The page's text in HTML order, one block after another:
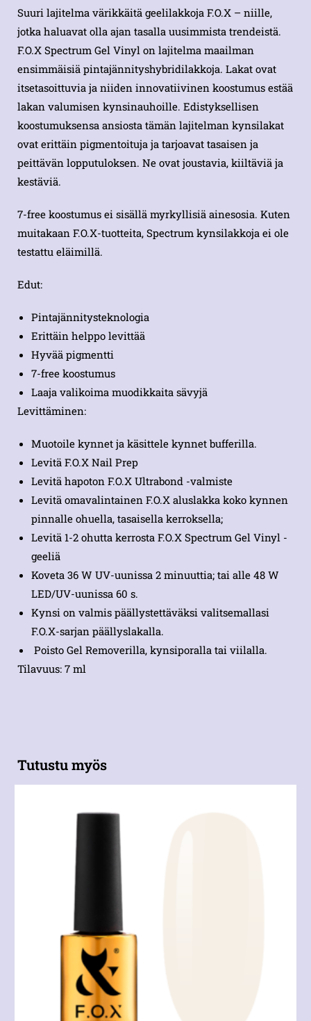
Suuri lajitelma värikkäitä geelilakkoja F.O.X – niille,
jotka haluavat olla ajan tasalla uusimmista trendeistä.
F.O.X Spectrum Gel Vinyl on lajitelma maailman
ensimmäisiä pintajännityshybridilakkoja. Lakat ovat
itsetasoittuvia ja niiden innovatiivinen koostumus estää
lakan valumisen kynsinauhoille. Edistyksellisen
koostumuksensa ansiosta tämän lajitelman kynsilakat
ovat erittäin pigmentoituja ja tarjoavat tasaisen ja
peittävän lopputuloksen. Ne ovat joustavia, kiiltäviä ja
kestäviä.
7-free koostumus ei sisällä myrkyllisiä ainesosia. Kuten
muitakaan F.O.X-tuotteita, Spectrum kynsilakkoja ei ole
testattu eläimillä.
Edut:
Pintajännitysteknologia
Erittäin helppo levittää
Hyvää pigmentti
7-free koostumus
Laaja valikoima muodikkaita sävyjä
Levittäminen:
Muotoile kynnet ja käsittele kynnet bufferilla.
Levitä F.O.X Nail Prep
Levitä hapoton F.O.X Ultrabond -valmiste
Levitä omavalintainen F.O.X aluslakka koko kynnen
pinnalle ohuella, tasaisella kerroksella;
Levitä 1-2 ohutta kerrosta F.O.X Spectrum Gel Vinyl -
geeliä
Koveta 36 W UV-uunissa 2 minuuttia; tai alle 48 W
LED/UV-uunissa 60 s.
Kynsi on valmis päällystettäväksi valitsemallasi
F.O.X-sarjan päällyslakalla.
Poisto Gel Removerilla, kynsiporalla tai viilalla.
Tilavuus: 7 ml
Tutustu myös